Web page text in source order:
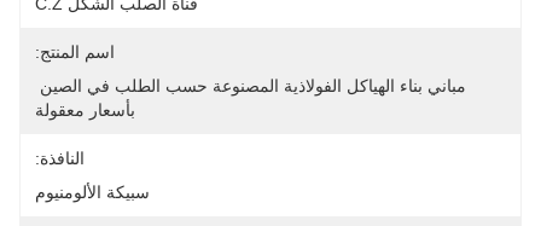
اسم المنتج:
بأسعار معقولة
النافذة:
سبيكة الألومنيوم